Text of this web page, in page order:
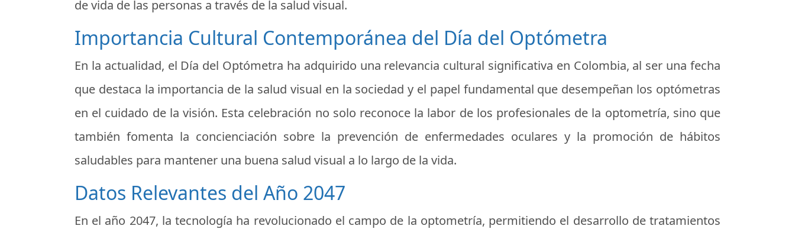
de vida de las personas a través de la salud visual.
Importancia Cultural Contemporánea del Día del Optómetra
En la actualidad, el Día del Optómetra ha adquirido una relevancia cultural significativa en Colombia, al ser una fecha
que destaca la importancia de la salud visual en la sociedad y el papel fundamental que desempeñan los optómetras
en el cuidado de la visión. Esta celebración no solo reconoce la labor de los profesionales de la optometría, sino que
también fomenta la concienciación sobre la prevención de enfermedades oculares y la promoción de hábitos
saludables para mantener una buena salud visual a lo largo de la vida.
Datos Relevantes del Año 2047
En el año 2047, la tecnología ha revolucionado el campo de la optometría, permitiendo el desarrollo de tratamientos